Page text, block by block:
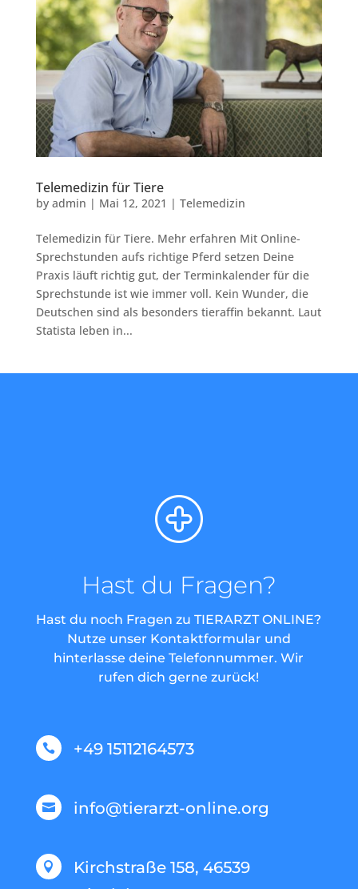
Telemedizin für Tiere
by admin | Mai 12, 2021 | Telemedizin
Telemedizin für Tiere. Mehr erfahren Mit Online-
Sprechstunden aufs richtige Pferd setzen Deine
Praxis läuft richtig gut, der Terminkalender für die
Sprechstunde ist wie immer voll. Kein Wunder, die
Deutschen sind als besonders tieraffin bekannt. Laut
Statista leben in...
Hast du Fragen?
Hast du noch Fragen zu TIERARZT ONLINE?
Nutze unser Kontaktformular und
hinterlasse deine Telefonnummer. Wir
rufen dich gerne zurück!
 +49 15112164573
 info@tierarzt-online.org

Kirchstraße 158, 46539